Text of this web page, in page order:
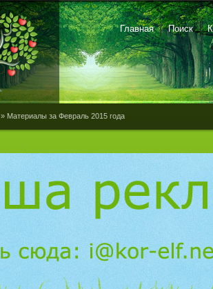
Главная Поиск
» Материалы за Февраль 2015 года